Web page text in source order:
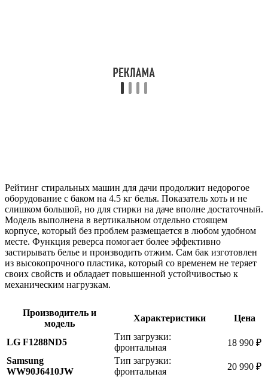
Рейтинг стиральных машин для дачи продолжит недорогое
оборудование с баком на 4.5 кг белья. Показатель хоть и не
слишком большой, но для стирки на даче вполне достаточный.
Модель выполнена в вертикальном отдельно стоящем
корпусе, который без проблем размещается в любом удобном
месте. Функция реверса помогает более эффективно
застирывать белье и производить отжим. Сам бак изготовлен
из высокопрочного пластика, который со временем не теряет
своих свойств и обладает повышенной устойчивостью к
механическим нагрузкам.
Производитель и
модель
Характеристики Цена
LG F1288ND5
Тип загрузки:
фронтальная
18 990 ₽
Samsung
WW90J6410JW
Тип загрузки:
фронтальная
20 990 ₽